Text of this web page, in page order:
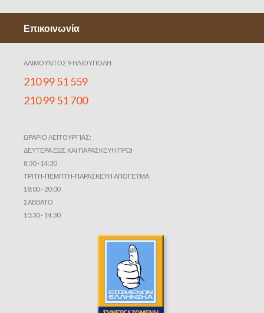
Επικοινωνία
ΑΛΙΜΟΥΝΤΟΣ 9 ΗΛΙΟΥΠΟΛΗ
210 99 51 559
210 99 51 700
ΩΡΑΡΙΟ ΛΕΙΤΟΥΡΓΙΑΣ:
ΔΕΥΤΕΡΑ ΕΩΣ ΚΑΙ ΠΑΡΑΣΚΕΥΗ ΠΡΩΙ
8:30 - 14:30
ΤΡΙΤΗ-ΠΕΜΠΤΗ-ΠΑΡΑΣΚΕΥΗ ΑΠΟΓΕΥΜΑ
18:00 - 20:00
ΣΑΒΒΑΤΟ
10:30 - 14:30